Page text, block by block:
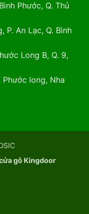
Phước, Q. Thủ
P. An Lạc, Q. Bình
Long B, Q. 9,
long, Nha
gỗ Kingdoor